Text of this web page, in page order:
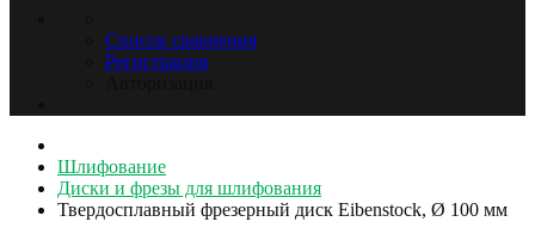
Список сравнения
Регистрация
Шлифование
Диски и фрезы для шлифования
Твердосплавный фрезерный диск Eibenstock, Ø 100 мм